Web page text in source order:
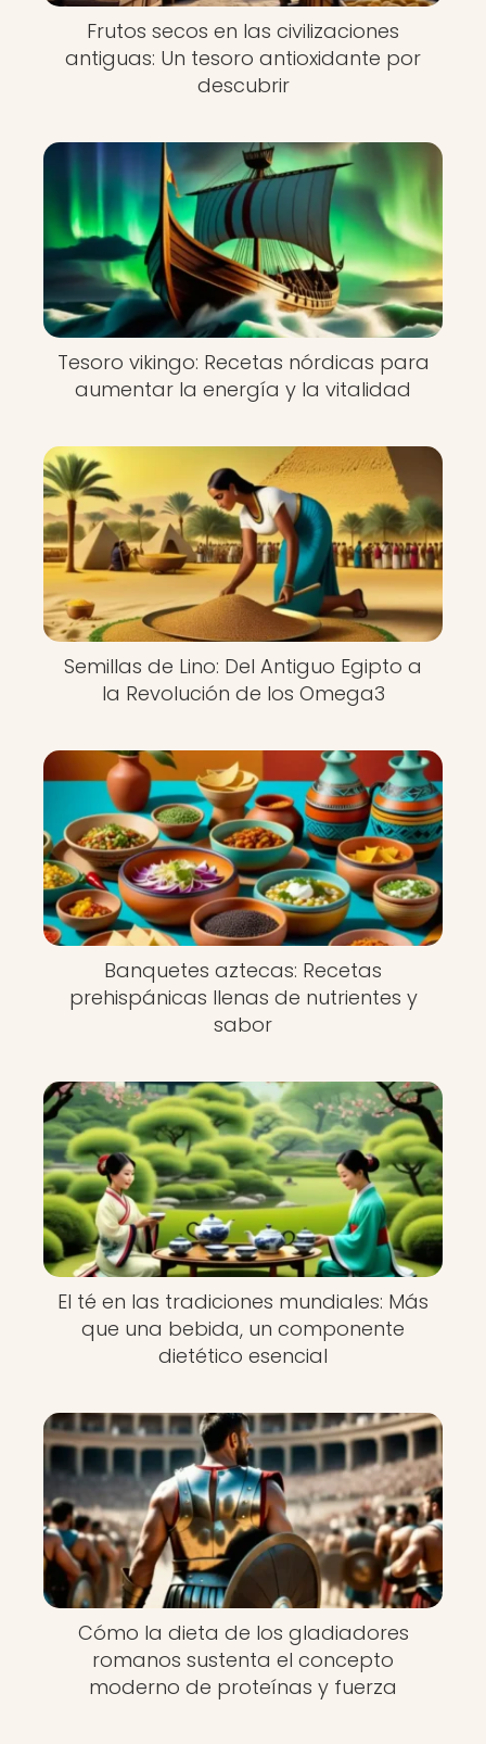
Frutos secos en las civilizaciones
antiguas: Un tesoro antioxidante por
descubrir
Tesoro vikingo: Recetas nórdicas para
aumentar la energía y la vitalidad
Semillas de Lino: Del Antiguo Egipto a
la Revolución de los Omega3
Banquetes aztecas: Recetas
prehispánicas llenas de nutrientes y
sabor
El té en las tradiciones mundiales: Más
que una bebida, un componente
dietético esencial
Cómo la dieta de los gladiadores
romanos sustenta el concepto
moderno de proteínas y fuerza